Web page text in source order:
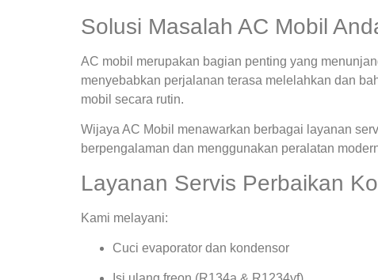
Solusi Masalah AC Mobil
AC mobil merupakan bagian penting yang
menyebabkan perjalanan terasa melelahkan dan
mobil secara rutin.
Wijaya AC Mobil menawarkan berbagai layanan
berpengalaman dan menggunakan peralatan
Layanan Servis Perbaikan
Kami melayani:
Cuci evaporator dan kondensor